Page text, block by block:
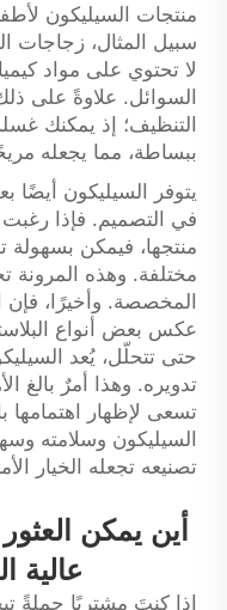
منتجات السيليكون
سبيل المثال، زجاجات
لا تحتوي على مواد
السوائل. علاوةً على
التنظيف؛ إذ يمكنك
ببساطة، مما يجعله
يتوفر السيليكون أيضًا
في التصميم. فإذا
منتجها، فيمكن بسهولة
مختلفة. وهذه المرونة
المخصصة. وأخيرًا، فإن
عكس بعض أنواع
حتى تتحلّل، يُعد
تدويره. وهذا أمرٌ بالغ
تسعى لإظهار اهتمامها
السيليكون وسلامته
تصنيعه تجعله الخيار
أين يمكن
عالية
إذا كنتَ مشترِيًا جملةً